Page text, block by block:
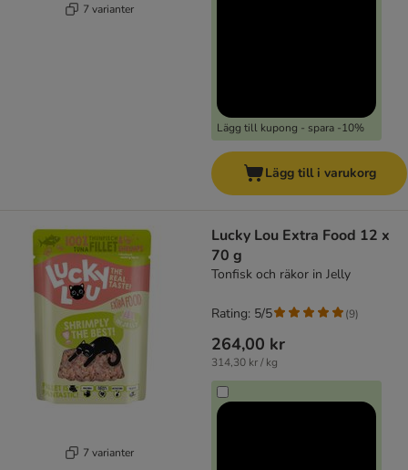
7 varianter
Lägg till kupong - spara -10%
Lägg till i varukorg
7 varianter
Lucky Lou Extra Food 12 x
70 g
Tonfisk och räkor in Jelly
264,00 kr
314,30 kr / kg
Rating: 5/5 (9)